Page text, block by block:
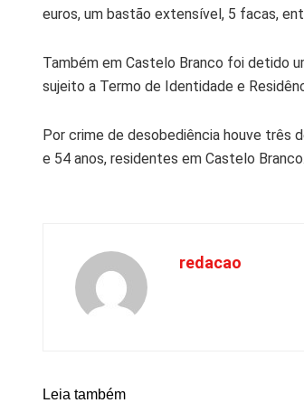
euros, um bastão extensível, 5 facas,
Também em Castelo Branco foi detido
sujeito a Termo de Identidade e
Por crime de desobediência houve três
e 54 anos, residentes em Castelo Branco.
redacao
Leia também